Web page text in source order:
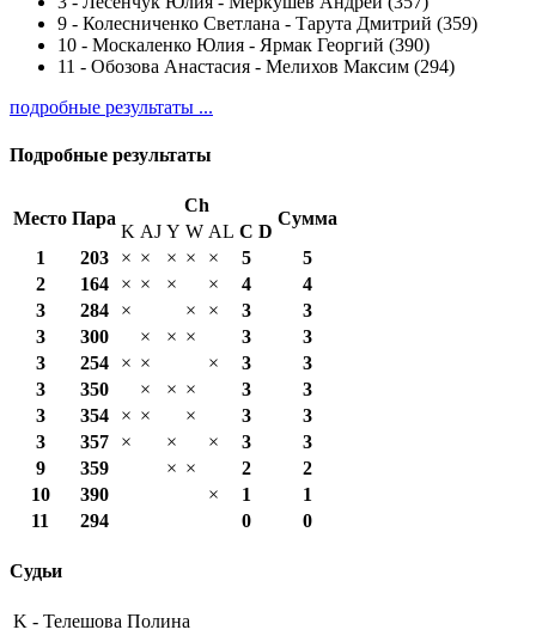
9 - Колесниченко Светлана - Тарута Дмитрий (359)
10 - Москаленко Юлия - Ярмак Георгий (390)
11 - Обозова Анастасия - Мелихов Максим (294)
подробные результаты ...
Подробные результаты
Место Пара
Ch
Сумма
K AJ Y W AL С D
1
203 × × × × × 5
5
2
164 × × × × 4
4
3
284 × × × 3
3
3
300 × × × 3
3
3
254 × × × 3
3
3
350 × × × 3
3
3
354 × × × 3
3
3
357 × × × 3
3
9
359 × × 2
2
10
390 × 1
1
11
294 0 0
Судьи
K - Телешова Полина